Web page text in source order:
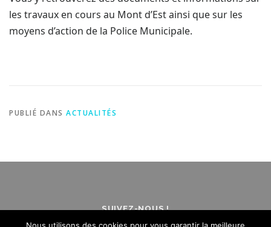
les travaux en cours au Mont d’Est ainsi que sur les
moyens d’action de la Police Municipale.
PUBLIÉ DANS ACTUALITÉS
SUIVEZ-NOUS !